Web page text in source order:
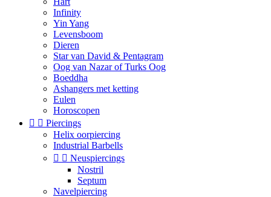
Infinity
Yin Yang
Levensboom
Dieren
Star van David & Pentagram
Oog van Nazar of Turks Oog
Boeddha
Ashangers met ketting
Eulen
Horoscopen
  Piercings
Helix oorpiercing
Industrial Barbells
  Neuspiercings
Nostril
Septum
Navelpiercing